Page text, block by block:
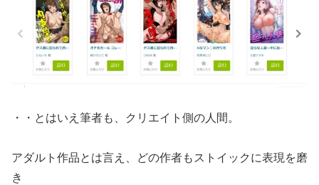
・・とはいえ筆者も、クリエイト側の人間。
アダルト作品とは言え、どの作者もストイックに表現を磨
き